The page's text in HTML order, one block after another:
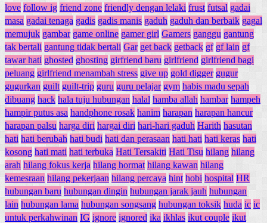
love follow ig friend zone friendly dengan lelaki frust futsal gadai
masa gadai tenaga gadis gadis manis gaduh gaduh dan berbaik gagal
memujuk gambar game online gamer girl Gamers ganggu gantung
tak bertali gantung tidak bertali Gar get back getback gf gf lain gf
tawar hati ghosted ghosting girfriend baru girlfriend girlfriend bagi
peluang girlfriend menambah stress give up gold digger gugur
gugurkan guilt guilt-trip guru guru pelajar gym habis madu sepah
dibuang hack hala tuju hubungan halal hamba allah hambar hampeh
hampir putus asa handphone rosak hanim harapan harapan hancur
harapan palsu harga diri hargai diri hari-hari gaduh Harith hasutan
hati hati berubah hati budi hati dan perasaan hati hati hati keras hati
kosong hati mati hati terbuka Hati Tersakiti Hati Tisu hilang hilang
arah hilang fokus kerja hilang hormat hilang kawan hilang
kemesraan hilang pekerjaan hilang percaya hint hobi hospital HR
hubungan baru hubungan dingin hubungan jarak jauh hubungan
lain hubungan lama hubungan songsang hubungan toksik huda ic ic
untuk perkahwinan IG ignore ignored ika ikhlas ikut couple ikut